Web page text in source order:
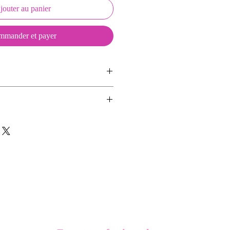
au panier
et payer
du frottement et de l'eau, et
d'une déco et de deux aimants.